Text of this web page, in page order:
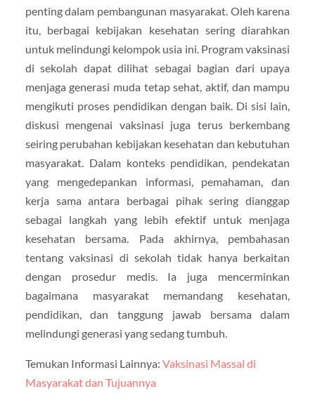
penting dalam pembangunan masyarakat. Oleh karena
itu, berbagai kebijakan kesehatan sering diarahkan
untuk melindungi kelompok usia ini. Program vaksinasi
di sekolah dapat dilihat sebagai bagian dari upaya
menjaga generasi muda tetap sehat, aktif, dan mampu
mengikuti proses pendidikan dengan baik. Di sisi lain,
diskusi mengenai vaksinasi juga terus berkembang
seiring perubahan kebijakan kesehatan dan kebutuhan
masyarakat. Dalam konteks pendidikan, pendekatan
yang mengedepankan informasi, pemahaman, dan
kerja sama antara berbagai pihak sering dianggap
sebagai langkah yang lebih efektif untuk menjaga
kesehatan bersama. Pada akhirnya, pembahasan
tentang vaksinasi di sekolah tidak hanya berkaitan
dengan prosedur medis. Ia juga mencerminkan
bagaimana masyarakat memandang kesehatan,
pendidikan, dan tanggung jawab bersama dalam
melindungi generasi yang sedang tumbuh.
Temukan Informasi Lainnya: Vaksinasi Massal di
Masyarakat dan Tujuannya